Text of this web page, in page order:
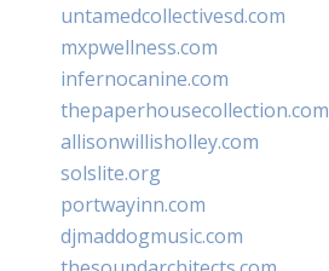
untamedcollectivesd.com
mxpwellness.com
infernocanine.com
thepaperhousecollection.com
allisonwillisholley.com
solslite.org
portwayinn.com
djmaddogmusic.com